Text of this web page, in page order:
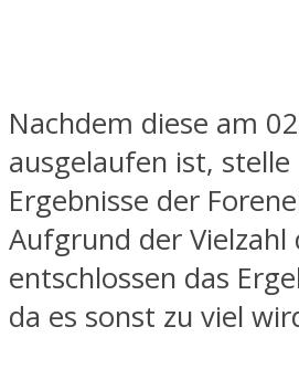
Nachdem diese am
ausgelaufen ist,
Ergebnisse der
Aufgrund der
entschlossen das
da es sonst zu viel